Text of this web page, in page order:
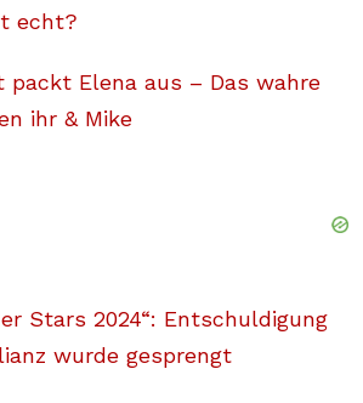
echt?
packt Elena aus – Das wahre
ihr & Mike
Stars 2024“: Entschuldigung
wurde gesprengt